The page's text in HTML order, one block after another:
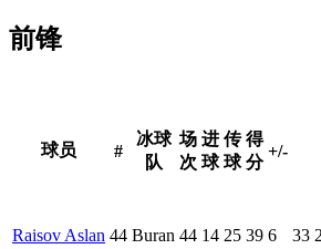
前锋
球员 #
冰球
队
场
次
进
球
传
球
得
分
+/-
Raisov Aslan 44 Buran 44 14 25 39 6 33